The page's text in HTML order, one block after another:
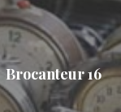
Brocanteur 16